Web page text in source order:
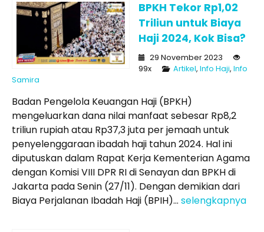
BPKH Tekor Rp1,02
Triliun untuk Biaya
Haji 2024, Kok Bisa?
29 November 2023
99x
Artikel, Info Haji, Info
Samira
Badan Pengelola Keuangan Haji (BPKH)
mengeluarkan dana nilai manfaat sebesar Rp8,2
triliun rupiah atau Rp37,3 juta per jemaah untuk
penyelenggaraan ibadah haji tahun 2024. Hal ini
diputuskan dalam Rapat Kerja Kementerian Agama
dengan Komisi VIII DPR RI di Senayan dan BPKH di
Jakarta pada Senin (27/11). Dengan demikian dari
Biaya Perjalanan Ibadah Haji (BPIH)... selengkapnya